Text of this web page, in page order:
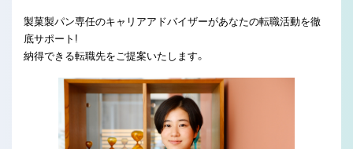
製菓製パン専任のキャリアアドバイザーがあなたの転職活動を徹
底サポート!
納得できる転職先をご提案いたします。